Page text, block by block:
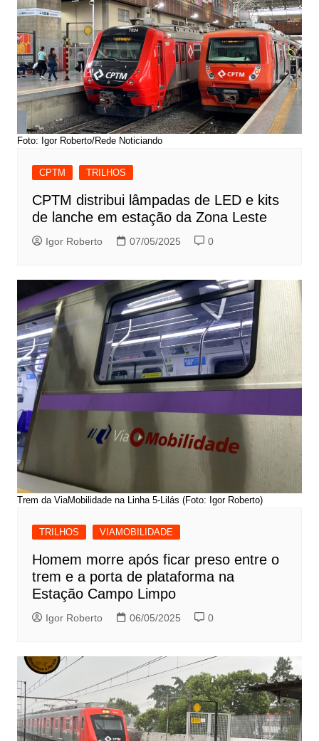
Foto: Igor Roberto/Rede Noticiando
CPTM TRILHOS
CPTM distribui lâmpadas de LED e kits
de lanche em estação da Zona Leste
Igor Roberto 07/05/2025 0
Trem da ViaMobilidade na Linha 5-Lilás (Foto: Igor Roberto)
TRILHOS VIAMOBILIDADE
Homem morre após ficar preso entre o
trem e a porta de plataforma na
Estação Campo Limpo
Igor Roberto 06/05/2025 0